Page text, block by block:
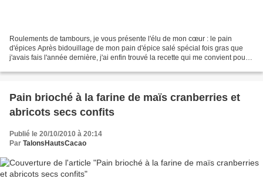
Roulements de tambours, je vous présente l'élu de mon cœur : le pain
d'épices Après bidouillage de mon pain d'épice salé spécial fois gras que
j'avais fais l'année dernière, j'ai enfin trouvé la recette qui me convient pour
Pain brioché à la farine de maïs cranberries et
abricots secs confits
Publié le 20/10/2010 à 20:14
Par TalonsHautsCacao